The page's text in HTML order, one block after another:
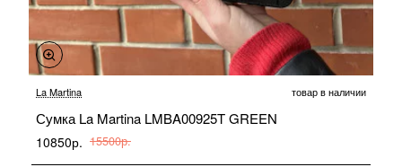
-30%
La Martina товар в наличии
Сумка La Martina LMBA00925T GREEN
10850р. 15500р.